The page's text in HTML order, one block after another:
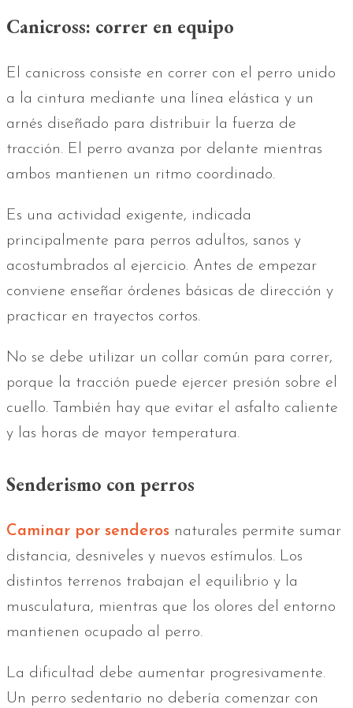
Canicross: correr en equipo
El canicross consiste en correr con el perro unido
a la cintura mediante una línea elástica y un
arnés diseñado para distribuir la fuerza de
tracción. El perro avanza por delante mientras
ambos mantienen un ritmo coordinado.
Es una actividad exigente, indicada
principalmente para perros adultos, sanos y
acostumbrados al ejercicio. Antes de empezar
conviene enseñar órdenes básicas de dirección y
practicar en trayectos cortos.
No se debe utilizar un collar común para correr,
porque la tracción puede ejercer presión sobre el
cuello. También hay que evitar el asfalto caliente
y las horas de mayor temperatura.
Senderismo con perros
Caminar por senderos naturales permite sumar
distancia, desniveles y nuevos estímulos. Los
distintos terrenos trabajan el equilibrio y la
musculatura, mientras que los olores del entorno
mantienen ocupado al perro.
La dificultad debe aumentar progresivamente.
Un perro sedentario no debería comenzar con